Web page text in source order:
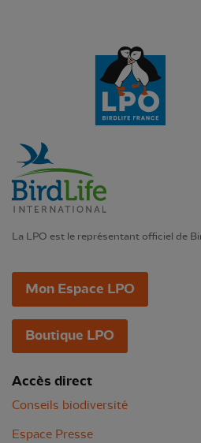
La LPO est le représentant officiel de
Mon Espace LPO
Boutique LPO
Accès direct
Conseils biodiversité
Espace Presse